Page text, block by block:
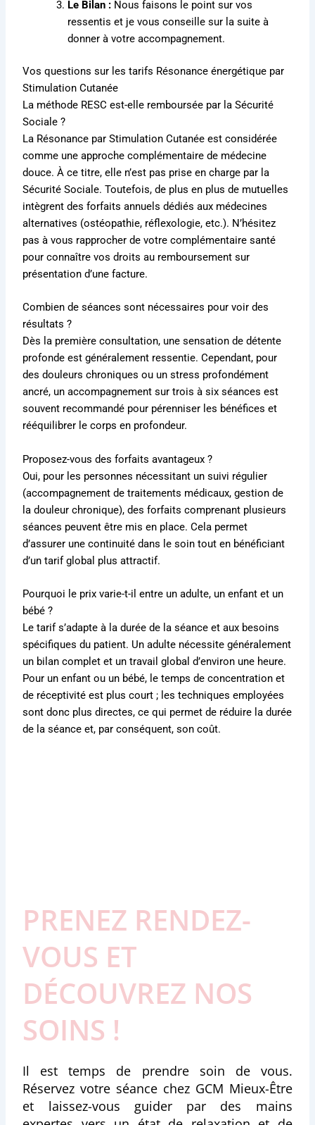
Le Bilan : Nous faisons le point sur vos
ressentis et je vous conseille sur la suite à
donner à votre accompagnement.
Vos questions sur les tarifs Résonance énergétique par
Stimulation Cutanée
La méthode RESC est-elle remboursée par la Sécurité
Sociale ?
La Résonance par Stimulation Cutanée est considérée
comme une approche complémentaire de médecine
douce. À ce titre, elle n’est pas prise en charge par la
Sécurité Sociale. Toutefois, de plus en plus de mutuelles
intègrent des forfaits annuels dédiés aux médecines
alternatives (ostéopathie, réflexologie, etc.). N’hésitez
pas à vous rapprocher de votre complémentaire santé
pour connaître vos droits au remboursement sur
présentation d’une facture.
Combien de séances sont nécessaires pour voir des
résultats ?
Dès la première consultation, une sensation de détente
profonde est généralement ressentie.Cependant, pour
des douleurs chroniques ou un stress profondément
ancré, un accompagnement sur trois à six séances est
souvent recommandé pour pérenniser les bénéfices et
rééquilibrer le corps en profondeur.
Proposez-vous des forfaits avantageux ?
Oui, pour les personnes nécessitant un suivi régulier
(accompagnement de traitements médicaux, gestion de
la douleur chronique), des forfaits comprenant plusieurs
séances peuvent être mis en place.Cela permet
d’assurer une continuité dans le soin tout en bénéficiant
d’un tarif global plus attractif.
Pourquoi le prix varie-t-il entre un adulte, un enfant et un
bébé ?
Le tarif s’adapte à la durée de la séance et aux besoins
spécifiques du patient. Un adulte nécessite généralement
un bilan complet et un travail global d’environ une heure.
Pour un enfant ou un bébé, le temps de concentration et
de réceptivité est plus court ; les techniques employées
sont donc plus directes, ce qui permet de réduire la durée
de la séance et, par conséquent, son coût.
PRENEZ RENDEZ-
VOUS ET
DÉCOUVREZ NOS
SOINS !
Il est temps de prendre soin de vous.
Réservez votre séance chez GCM Mieux-Être
et laissez-vous guider par des mains